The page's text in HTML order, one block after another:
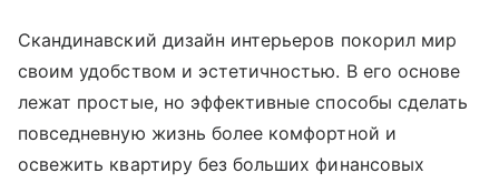
Скандинавский дизайн интерьеров покорил мир
своим удобством и эстетичностью. В его основе
лежат простые, но эффективные способы сделать
повседневную жизнь более комфортной и
освежить квартиру без больших финансовых